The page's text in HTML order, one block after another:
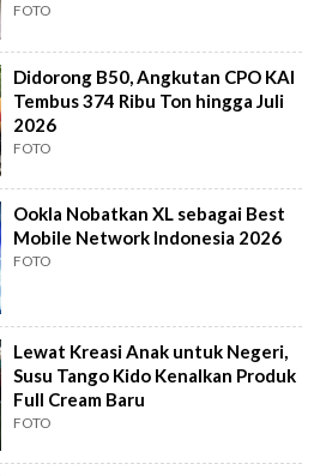
FOTO
Didorong B50, Angkutan CPO KAI
Tembus 374 Ribu Ton hingga Juli
2026
FOTO
Ookla Nobatkan XL sebagai Best
Mobile Network Indonesia 2026
FOTO
Lewat Kreasi Anak untuk Negeri,
Susu Tango Kido Kenalkan Produk
Full Cream Baru
FOTO